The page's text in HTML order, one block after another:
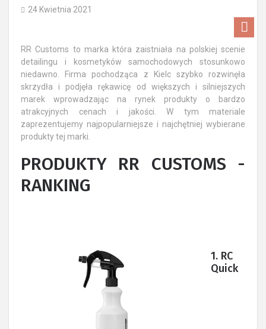
24 Kwietnia 2021
​RR Customs to marka która zaistniała na polskiej scenie
detailingu i kosmetyków samochodowych stosunkowo
niedawno. Firma pochodząca z Kielc szybko rozwinęła
skrzydła i podjęła rękawicę od większych i silniejszych
marek wprowadzając na rynek produkty o bardzo
atrakcyjnych cenach i jakości. W tym materiale
zaprezentujemy najpopularniejsze i najchętniej wybierane
produkty tej marki.
PRODUKTY RR CUSTOMS -
RANKING
1. RC
Quick